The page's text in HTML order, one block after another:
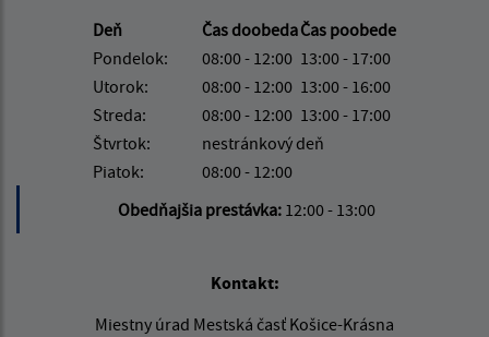
Deň
Čas doobedaČas poobede
Pondelok:
08:00 - 12:00 13:00 - 17:00
Utorok:
08:00 - 12:00 13:00 - 16:00
Streda:
08:00 - 12:00 13:00 - 17:00
Štvrtok:
nestránkový deň
Piatok:
08:00 - 12:00
Obedňajšia prestávka: 12:00 - 13:00
Kontakt:
Miestny úrad Mestská časť Košice-Krásna